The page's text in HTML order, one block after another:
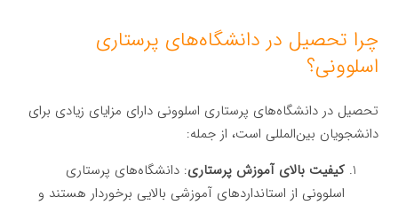
چرا تحصیل در دانشگاه‌های پرستاری
اسلوونی؟
تحصیل در دانشگاه‌های پرستاری اسلوونی دارای مزایای زیادی برای
دانشجویان بین‌المللی است، از جمله:
کیفیت بالای آموزش پرستاری: دانشگاه‌های پرستاری
اسلوونی از استانداردهای آموزشی بالایی برخوردار هستند و